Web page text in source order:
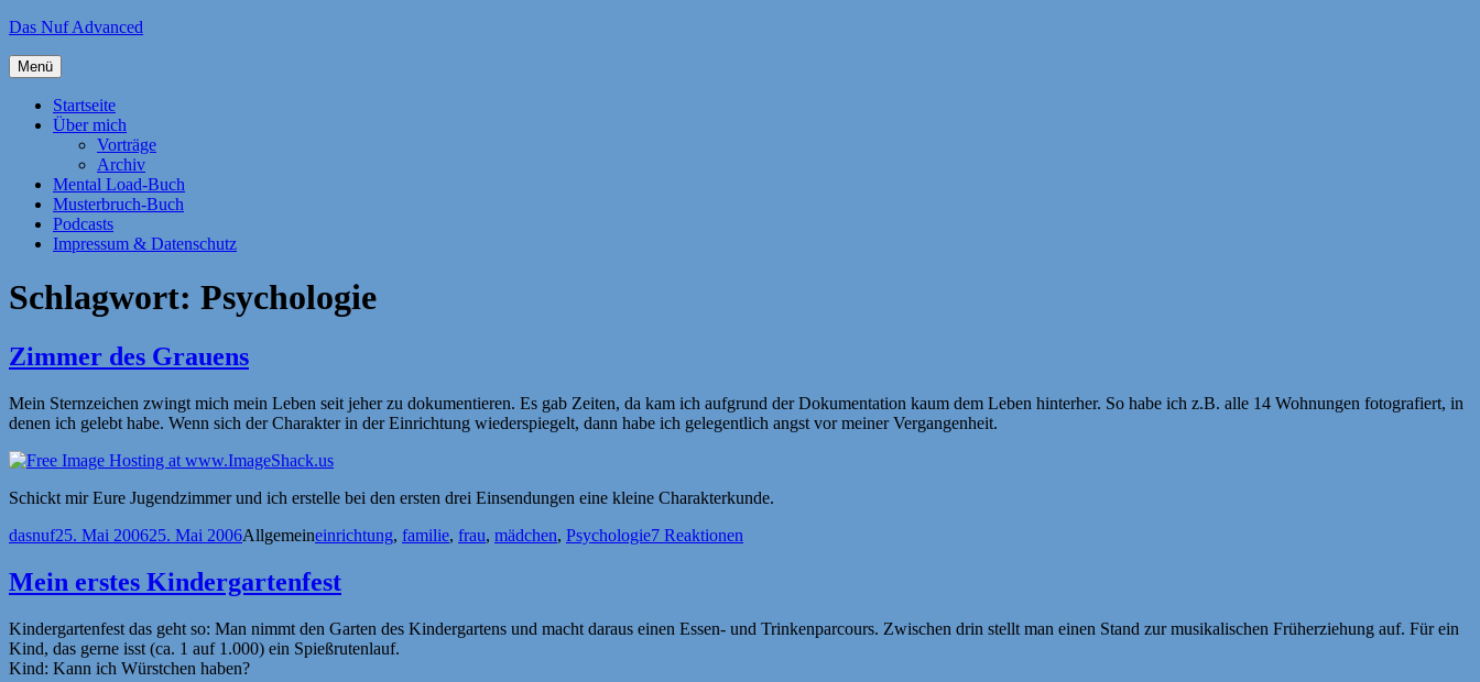
Zum
springen
Das Nuf Advanced
Menü
Startseite
Über mich
Vorträge
Archiv
Mental Load-Buch
Musterbruch-Buch
Podcasts
Impressum & Datenschutz
Schlagwort: Psychologie
Zimmer des Grauens
Mein Sternzeichen zwingt mich mein Leben seit jeher zu dokumentieren. Es gab Zeiten, da kam ich aufgrund der Dokumentation kaum dem Leben hinterher. So habe ich z.B. alle 14 Wohnungen fotografiert, in
denen ich gelebt habe. Wenn sich der Charakter in der Einrichtung wiederspiegelt, dann habe ich gelegentlich angst vor meiner Vergangenheit.
Schickt mir Eure Jugendzimmer und ich erstelle bei den ersten drei Einsendungen eine kleine Charakterkunde.
Autor
dasnufVeröffentlicht
25. Mai 200625. Mai 2006Kategorien
AllgemeinSchlagwörter
einrichtung, familie, frau, mädchen, Psychologie7 Reaktionen
Mein erstes Kindergartenfest
Kindergartenfest das geht so: Man nimmt den Garten des Kindergartens und macht daraus einen Essen- und Trinkenparcours. Zwischen drin stellt man einen Stand zur musikalischen Früherziehung auf. Für ein
Kind, das gerne isst (ca. 1 auf 1.000) ein Spießrutenlauf.
Kind: Kann ich Würstchen haben?